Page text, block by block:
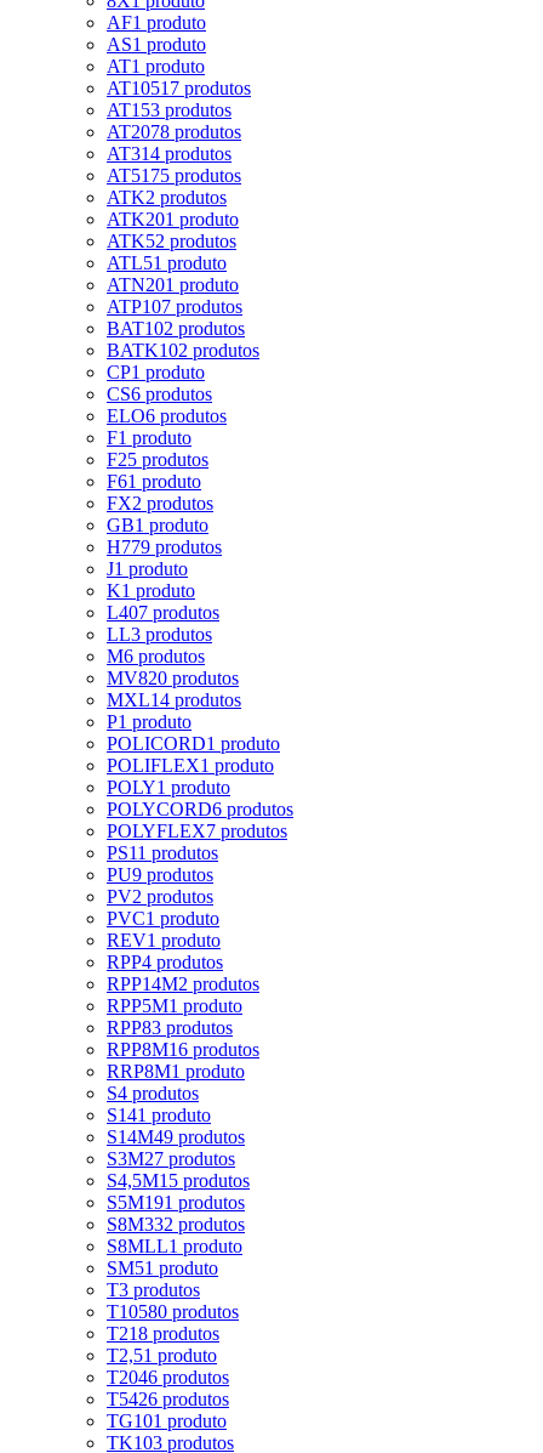
AF1 produto
AS1 produto
AT1 produto
AT10517 produtos
AT153 produtos
AT2078 produtos
AT314 produtos
AT5175 produtos
ATK2 produtos
ATK201 produto
ATK52 produtos
ATL51 produto
ATN201 produto
ATP107 produtos
BAT102 produtos
BATK102 produtos
CP1 produto
CS6 produtos
ELO6 produtos
F1 produto
F25 produtos
F61 produto
FX2 produtos
GB1 produto
H779 produtos
J1 produto
K1 produto
L407 produtos
LL3 produtos
M6 produtos
MV820 produtos
MXL14 produtos
P1 produto
POLICORD1 produto
POLIFLEX1 produto
POLY1 produto
POLYCORD6 produtos
POLYFLEX7 produtos
PS11 produtos
PU9 produtos
PV2 produtos
PVC1 produto
REV1 produto
RPP4 produtos
RPP14M2 produtos
RPP5M1 produto
RPP83 produtos
RPP8M16 produtos
RRP8M1 produto
S4 produtos
S141 produto
S14M49 produtos
S3M27 produtos
S4,5M15 produtos
S5M191 produtos
S8M332 produtos
S8MLL1 produto
SM51 produto
T3 produtos
T10580 produtos
T218 produtos
T2,51 produto
T2046 produtos
T5426 produtos
TG101 produto
TK103 produtos